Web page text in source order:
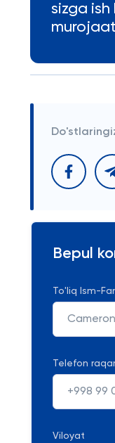
sizga
Bepul
To'liq Ism-
Telefon
Viloyat